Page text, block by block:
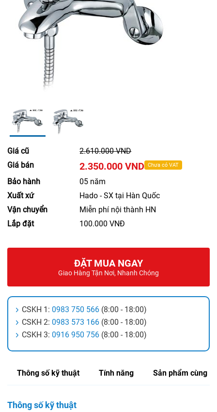
Giá cũ
2.610.000 VND
Giá bán
2.350.000 VND Chưa có VAT
Bảo hành
05 năm
Xuất xứ
Hado - SX tại Hàn Quốc
Vận chuyển
Miễn phí nội thành HN
Lắp đặt
100.000 VNĐ
ĐẶT MUA NGAY
Giao Hàng Tận Nơi, Nhanh Chóng
CSKH 1: 0983 750 566 (8:00 - 18:00)
CSKH 2: 0983 573 166 (8:00 - 18:00)
CSKH 3: 0916 950 756 (8:00 - 18:00)
Thông số kỹ thuật Tính năng Sản phẩm cùng
Thông số kỹ thuật